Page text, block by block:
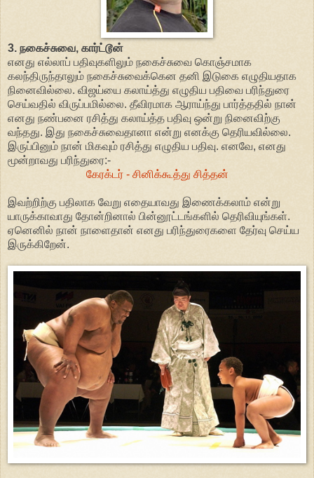
3. நகைச்சுவை, கார்ட்டூன்
எனது எல்லாப் பதிவுகளிலும் நகைச்சுவை கொஞ்சமாக
கலந்திருந்தாலும் நகைச்சுவைக்கென தனி இடுகை எழுதியதாக
நினைவில்லை. விஜய்யை கலாய்த்து எழுதிய பதிவை பரிந்துரை
செய்வதில் விருப்பமில்லை. தீவிரமாக ஆராய்ந்து பார்த்ததில் நான்
எனது நண்பனை ரசித்து கலாய்த்த பதிவு ஒன்று நினைவிற்கு
வந்தது. இது நகைச்சுவைதானா என்று எனக்கு தெரியவில்லை.
இருப்பினும் நான் மிகவும் ரசித்து எழுதிய பதிவு. எனவே, எனது
மூன்றாவது பரிந்துரை:-
கேரக்டர் - சினிக்கூத்து சித்தன்
இவற்றிற்கு பதிலாக வேறு எதையாவது இணைக்கலாம் என்று
யாருக்காவாது தோன்றினால் பின்னூட்டங்களில் தெரிவியுங்கள்.
ஏனெனில் நான் நாளைதான் எனது பரிந்துரைகளை தேர்வு செய்ய
இருக்கிறேன்.